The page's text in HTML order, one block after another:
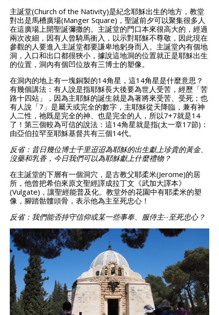
主誕堂(Church of the Nativity)是紀念耶穌出生的地方，教堂
對出是馬槽廣場(Manger Square)，聖誕前夕可以聚集很多人
在這廣場上開聖誕彌撒的。主誕堂的門口本來很高大的，經過
兩次改細，因有人曾騎馬衝入，以示對耶穌不尊敬，因此現在
參觀的人要進入主誕堂都要謙卑地躬身而入。主誕堂內有個地
洞，入口和出口都很狹小，據說這地洞的位置就正是耶穌出生
的位置，洞內有個凹位放有三博士的塑像。
在洞內的地上有一塊銅製的14角星，這14角星是什麼意思？
有幾個講法：有人說是指耶穌長大後要為世人受苦，經歷「苦
路十四站」，因為主耶穌的誕生就是為著將來受苦、受死；也
有人說「7」是屬天或完全的數字，主耶穌從天降臨，兼有神
人二性，祂既是完全的神、也是完全的人，所以7+7就是14
了！第三個較為可信的說法：這14角星就是指(太一章17節)：
由亞伯拉罕至耶穌基督共有三個14代。
反省：昔日幾位博士千里迢迢為耶穌的出生獻上珍貴的黃金、
沒藥和乳香，今日我們可以為耶穌獻上什麼禮物？
在主誕堂的下層有一個洞穴，是古教父耶柔米(Jerome)的居
所，他曾把希伯來原文聖經譯成拉丁文《武加大譯本》
(Vulgate)，讓聖經能普及化。教堂外的花園中有耶柔米的塑
像，腳踏骷髏頭骨，表示他為主至死忠心！
反省：我們能否持守信仰或某一些事奉、服侍主--至死忠心？